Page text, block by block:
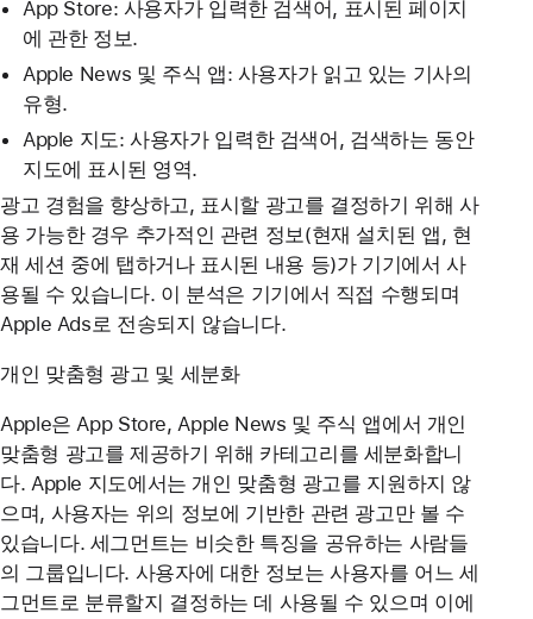
App Store: 사용자가 입력한 검색어, 표시된 페이지
에 관한 정보.
Apple News 및 주식 앱: 사용자가 읽고 있는 기사의
유형.
Apple 지도: 사용자가 입력한 검색어, 검색하는 동안
지도에 표시된 영역.
광고 경험을 향상하고, 표시할 광고를 결정하기 위해 사
용 가능한 경우 추가적인 관련 정보(현재 설치된 앱, 현
재 세션 중에 탭하거나 표시된 내용 등)가 기기에서 사
용될 수 있습니다. 이 분석은 기기에서 직접 수행되며
Apple Ads로 전송되지 않습니다.
개인 맞춤형 광고 및 세분화
Apple은 App Store, Apple News 및 주식 앱에서 개인
맞춤형 광고를 제공하기 위해 카테고리를 세분화합니
다. Apple 지도에서는 개인 맞춤형 광고를 지원하지 않
으며, 사용자는 위의 정보에 기반한 관련 광고만 볼 수
있습니다. 세그먼트는 비슷한 특징을 공유하는 사람들
의 그룹입니다. 사용자에 대한 정보는 사용자를 어느 세
그먼트로 분류할지 결정하는 데 사용될 수 있으며 이에